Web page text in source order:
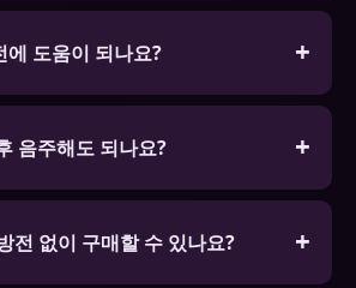
방식 후 60~120분, 성적 자극이 있
다.
에 도움이 되나요?
니다. 흡연은 음경 혈관을 손상시켜
원인입니다. 금연 후 3~6개월 내 혈
구 손상이 있을 수 있습니다.
음주해도 되나요?
)은 큰 문제없지만 혈압 강하 효과가
생길 수 있습니다. 과음은 발기 효과
전 없이 구매할 수 있나요?